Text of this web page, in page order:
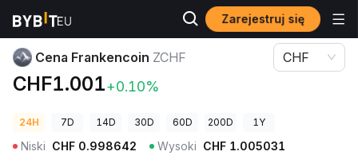
Zarejestruj się
Ceny kryptowalut Cena Frankencoin ZCHF
Cena Frankencoin ZCHF
CHF1.001+0.10%
CHF
24H 7D 14D 30D 60D 200D 1Y
Niski CHF 0.998642 Wysoki CHF 1.005031